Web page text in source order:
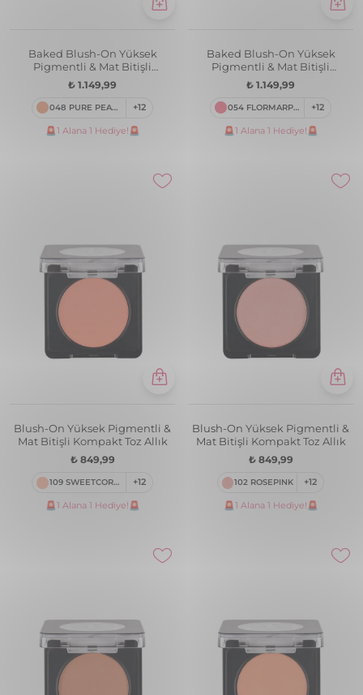
Baked Blush-On Yüksek
Pigmentli & Mat Bitişli
Fırınlanmış Allık
₺ 1.149,99
048 PURE PEACH +12
🚨1 Alana 1 Hediye!🚨
Baked Blush-On Yüksek
Pigmentli & Mat Bitişli
Fırınlanmış Allık
₺ 1.149,99
054 FLORMARPINK +12
🚨1 Alana 1 Hediye!🚨
Blush-On Yüksek Pigmentli &
Mat Bitişli Kompakt Toz Allık
₺ 849,99
109 SWEETCORAL +12
🚨1 Alana 1 Hediye!🚨
Blush-On Yüksek Pigmentli &
Mat Bitişli Kompakt Toz Allık
₺ 849,99
102 ROSEPINK +12
🚨1 Alana 1 Hediye!🚨